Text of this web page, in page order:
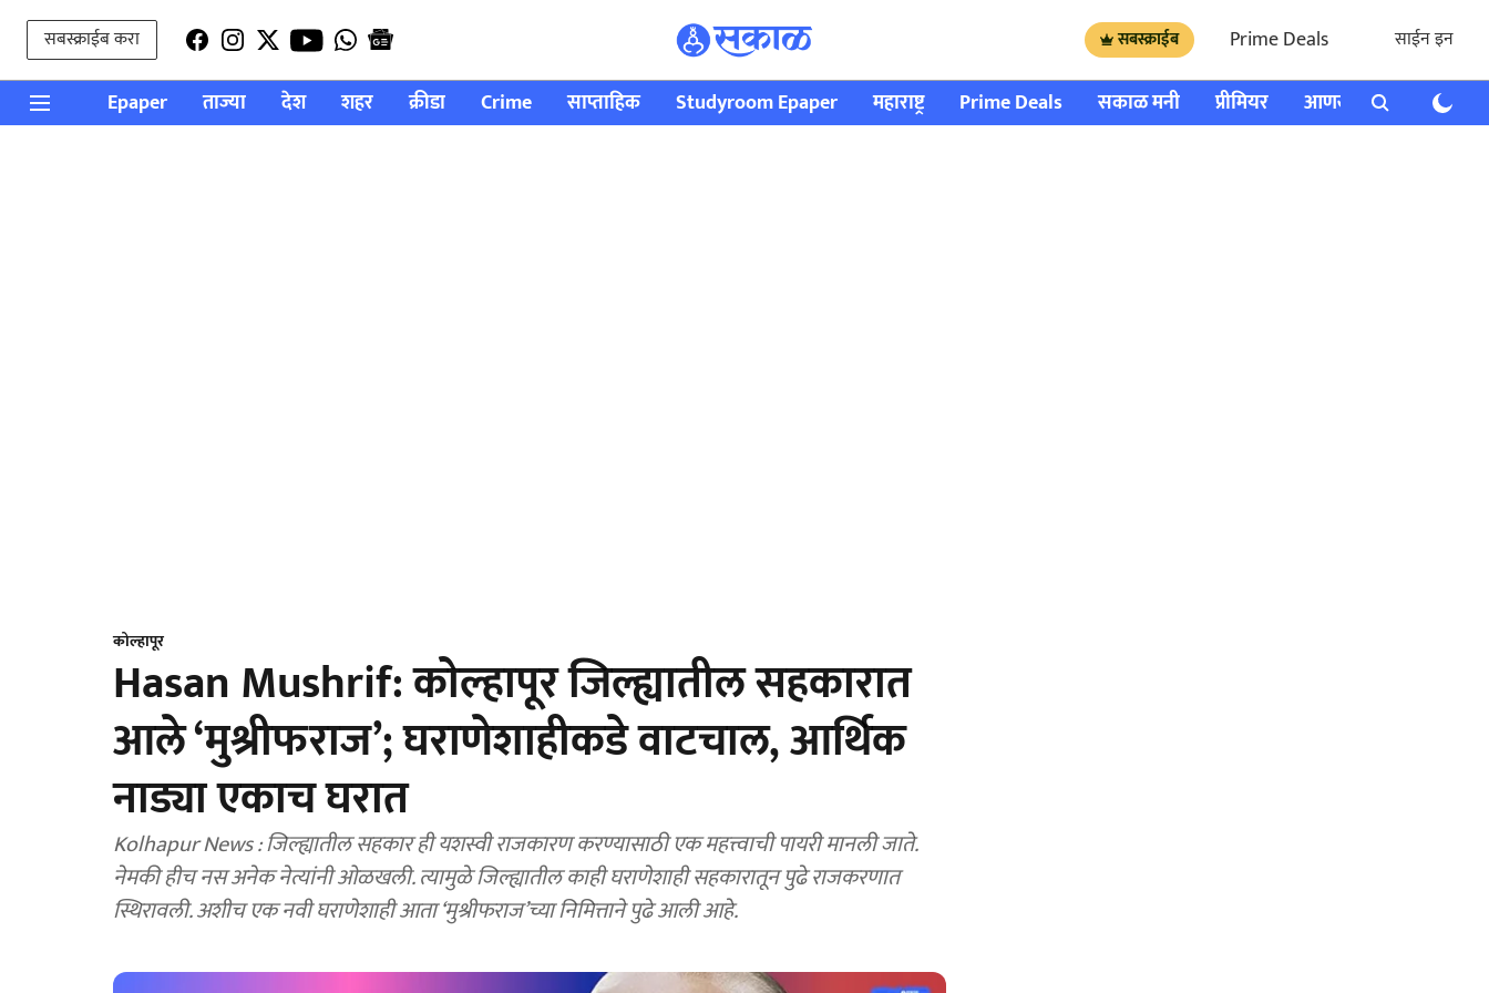
सबस्क्राईब करा सबस्क्राईब Prime Deals साईन इन
Epaper ताज्या देश शहर क्रीडा Crime साप्ताहिक Studyroom Epaper महाराष्ट्र Prime Deals सकाळ मनी प्रीमियर आणखी राशी भविष्य
कोल्हापूर
Hasan Mushrif: काेल्हापूर जिल्ह्यातील सहकारात
आले ‘मुश्रीफराज’; घराणेशाहीकडे वाटचाल, आर्थिक
नाड्या एकाच घरात
Kolhapur News : जिल्ह्यातील सहकार ही यशस्वी राजकारण करण्यासाठी एक महत्त्वाची पायरी मानली जाते.
नेमकी हीच नस अनेक नेत्यांनी ओळखली. त्यामुळे जिल्ह्यातील काही घराणेशाही सहकारातून पुढे राजकरणात
स्थिरावली. अशीच एक नवी घराणेशाही आता ‘मुश्रीफराज’च्या निमित्ताने पुढे आली आहे.